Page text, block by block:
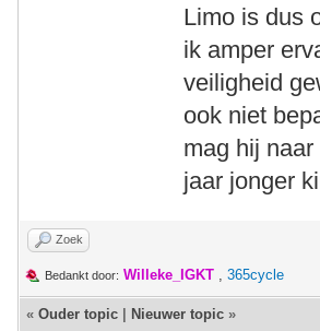
Limo is dus
ik amper
veiligheid
ook niet
mag hij
jaar jonger
Zoek
Bedankt door: Willeke_IGKT , 365cycle
« Ouder topic Nieuwer topic »